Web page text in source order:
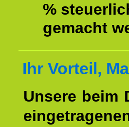
%
gemacht
Ihr Vorteil,
Unsere beim